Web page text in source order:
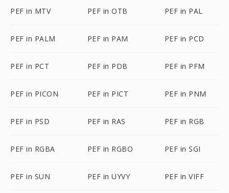
PEF in MTV PEF in OTB PEF in PAL
PEF in PALM PEF in PAM PEF in PCD
PEF in PCT PEF in PDB PEF in PFM
PEF in PICON PEF in PICT PEF in PNM
PEF in PSD PEF in RAS PEF in RGB
PEF in RGBA PEF in RGBO PEF in SGI
PEF in SUN PEF in UYVY PEF in VIFF